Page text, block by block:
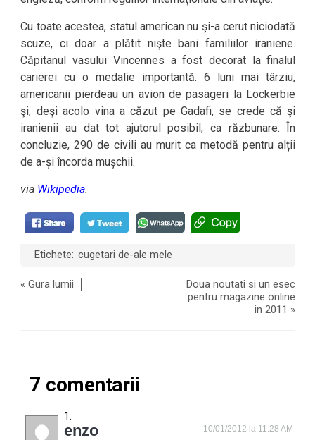
Cu toate acestea, statul american nu şi-a cerut niciodată
scuze, ci doar a plătit nişte bani familiilor iraniene.
Căpitanul vasului Vincennes a fost decorat la finalul
carierei cu o medalie importantă. 6 luni mai târziu,
americanii pierdeau un avion de pasageri la Lockerbie
şi, deşi acolo vina a căzut pe Gadafi, se crede că şi
iranienii au dat tot ajutorul posibil, ca răzbunare. În
concluzie, 290 de civili au murit ca metodă pentru alții
de a-și încorda mușchii.
via Wikipedia.
Etichete: cugetari de-ale mele
«Gura lumii
Doua noutati si un esec
pentru magazine online
in 2011 »
7 comentarii
enzo 10/01/2012 la 11:28 AM